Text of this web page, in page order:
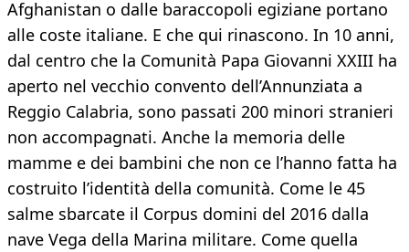
Afghanistan o dalle baraccopoli egiziane portano
alle coste italiane. E che qui rinascono. In 10 anni,
dal centro che la Comunità Papa Giovanni XXIII ha
aperto nel vecchio convento dell’Annunziata a
Reggio Calabria, sono passati 200 minori stranieri
non accompagnati. Anche la memoria delle
mamme e dei bambini che non ce l’hanno fatta ha
costruito l’identità della comunità. Come le 45
salme sbarcate il Corpus domini del 2016 dalla
nave Vega della Marina militare. Come quella